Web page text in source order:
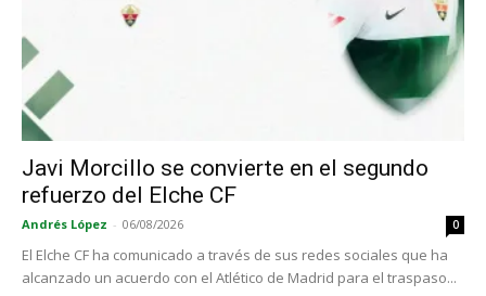
Javi Morcillo se convierte en el segundo
refuerzo del Elche CF
Andrés López - 06/08/2026 0
El Elche CF ha comunicado a través de sus redes sociales que ha
alcanzado un acuerdo con el Atlético de Madrid para el traspaso...